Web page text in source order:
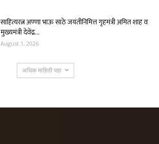
साहित्यरत्न अण्णा भाऊ साठे जयंतीनिमित्त गृहमंत्री अमित शाह व
मुख्यमंत्री देवेंद्र...
August 1, 2026
अधिक माहिती पहा